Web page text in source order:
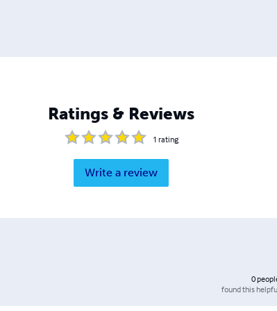
Ratings & Reviews
1 rating
Write a review
0
found this